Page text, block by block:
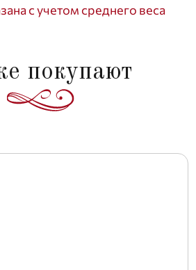
с учетом среднего веса
покупают